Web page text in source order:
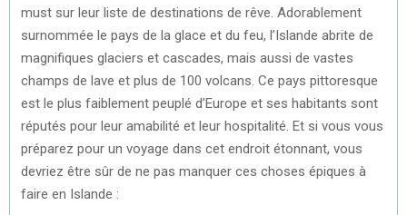
must sur leur liste de destinations de rêve. Adorablement
surnommée le pays de la glace et du feu, l’Islande abrite de
magnifiques glaciers et cascades, mais aussi de vastes
champs de lave et plus de 100 volcans. Ce pays pittoresque
est le plus faiblement peuplé d’Europe et ses habitants sont
réputés pour leur amabilité et leur hospitalité. Et si vous vous
préparez pour un voyage dans cet endroit étonnant, vous
devriez être sûr de ne pas manquer ces choses épiques à
faire en Islande :